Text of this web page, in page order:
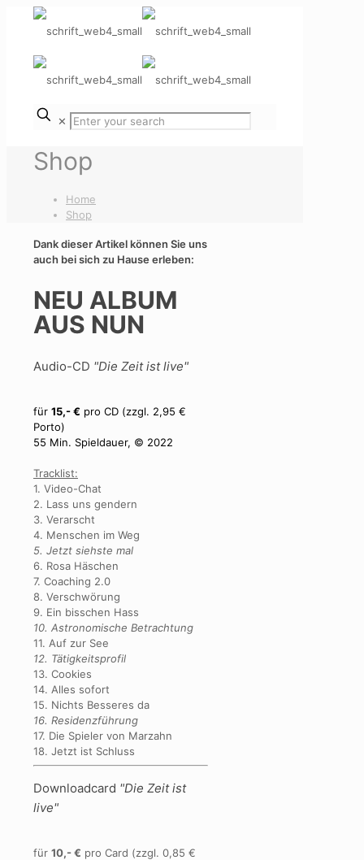
✕
Shop
Home
Shop
Dank dieser Artikel können Sie uns
auch bei sich zu Hause erleben:
NEU ALBUM
AUS NUN
Audio-CD "Die Zeit ist live"
für 15,- € pro CD (zzgl. 2,95 €
Porto)
55 Min. Spieldauer, © 2022
Tracklist:
1. Video-Chat
2. Lass uns gendern
3. Verarscht
4. Menschen im Weg
5. Jetzt siehste mal
6. Rosa Häschen
7. Coaching 2.0
8. Verschwörung
9. Ein bisschen Hass
10. Astronomische Betrachtung
11. Auf zur See
12. Tätigkeitsprofil
13. Cookies
14. Alles sofort
15. Nichts Besseres da
16. Residenzführung
17. Die Spieler von Marzahn
18. Jetzt ist Schluss
Downloadcard "Die Zeit ist
live"
für 10,- € pro Card (zzgl. 0,85 €